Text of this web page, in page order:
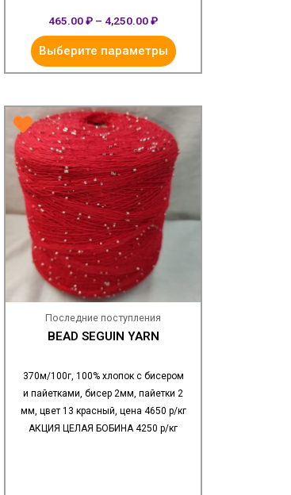
465.00₽ – 4,250.00₽
Выберите параметры
Последние поступления
BEAD SEGUIN YARN
370м/100г, 100% хлопок с бисером
и пайетками, бисер 2мм, пайетки 2
мм, цвет 13 красный, цена 4650 р/кг
АКЦИЯ ЦЕЛАЯ БОБИНА 4250 р/кг